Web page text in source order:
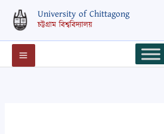
content
University of Chittagong
চট্টগ্রাম বিশ্ববিদ্যালয়